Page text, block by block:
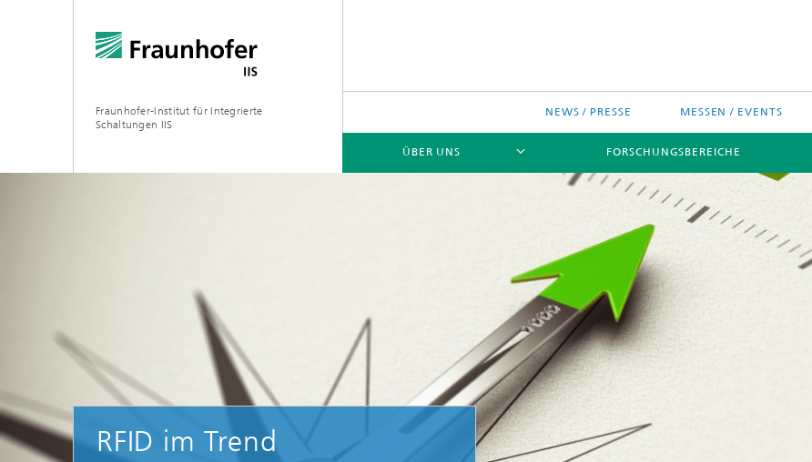
Fraunhofer-Institut für Integrierte
Schaltungen IIS
NEWS / PRESSE MESSEN / EVENTS
ÜBER UNS
Organisation / Organigramm
Netzwerk Zukunftsinitiativen
Strategische Initiativen
FORSCHUNGSBEREICHE
Bayerisches Chip-Design-Center
RFID im Trend